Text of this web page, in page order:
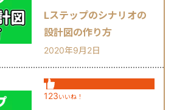
Lステップのシナリオの
設計図の作り方
2020年9月2日
123いいね！